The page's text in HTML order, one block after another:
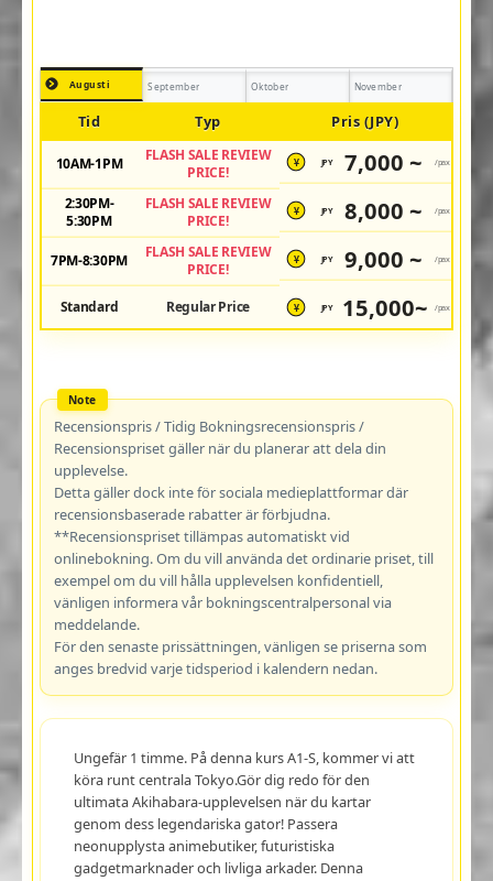
Augusti September Oktober November
Tid Typ Pris (JPY)
10AM-1PM
FLASH SALE REVIEW
PRICE!
¥ JPY 7,000 ~ /pax
2:30PM-
5:30PM
FLASH SALE REVIEW
PRICE!
¥ JPY 8,000 ~ /pax
7PM-8:30PM
FLASH SALE REVIEW
PRICE!
¥ JPY 9,000 ~ /pax
Standard Regular Price ¥ JPY 15,000~ /pax
Recensionspris / Tidig Bokningsrecensionspris /
Recensionspriset gäller när du planerar att dela din
upplevelse.
Detta gäller dock inte för sociala medieplattformar där
recensionsbaserade rabatter är förbjudna.
**Recensionspriset tillämpas automatiskt vid
onlinebokning. Om du vill använda det ordinarie priset, till
exempel om du vill hålla upplevelsen konfidentiell,
vänligen informera vår bokningscentralpersonal via
meddelande.
För den senaste prissättningen, vänligen se priserna som
anges bredvid varje tidsperiod i kalendern nedan.
Ungefär 1 timme. På denna kurs A1-S, kommer vi att
köra runt centrala Tokyo.Gör dig redo för den
ultimata Akihabara-upplevelsen när du kartar
genom dess legendariska gator! Passera
neonupplysta animebutiker, futuristiska
gadgetmarknader och livliga arkader. Denna